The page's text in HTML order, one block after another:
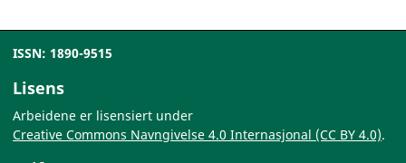
ISSN: 1890-9515
Lisens
Arbeidene er lisensiert under
Creative Commons Navngivelse 4.0 Internasjonal (CC BY 4.0).